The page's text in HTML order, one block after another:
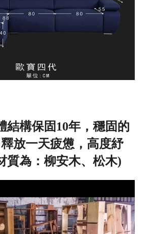
結構保固10年，穩固的
放一天疲憊，高度紓
質為：柳安木、松木)